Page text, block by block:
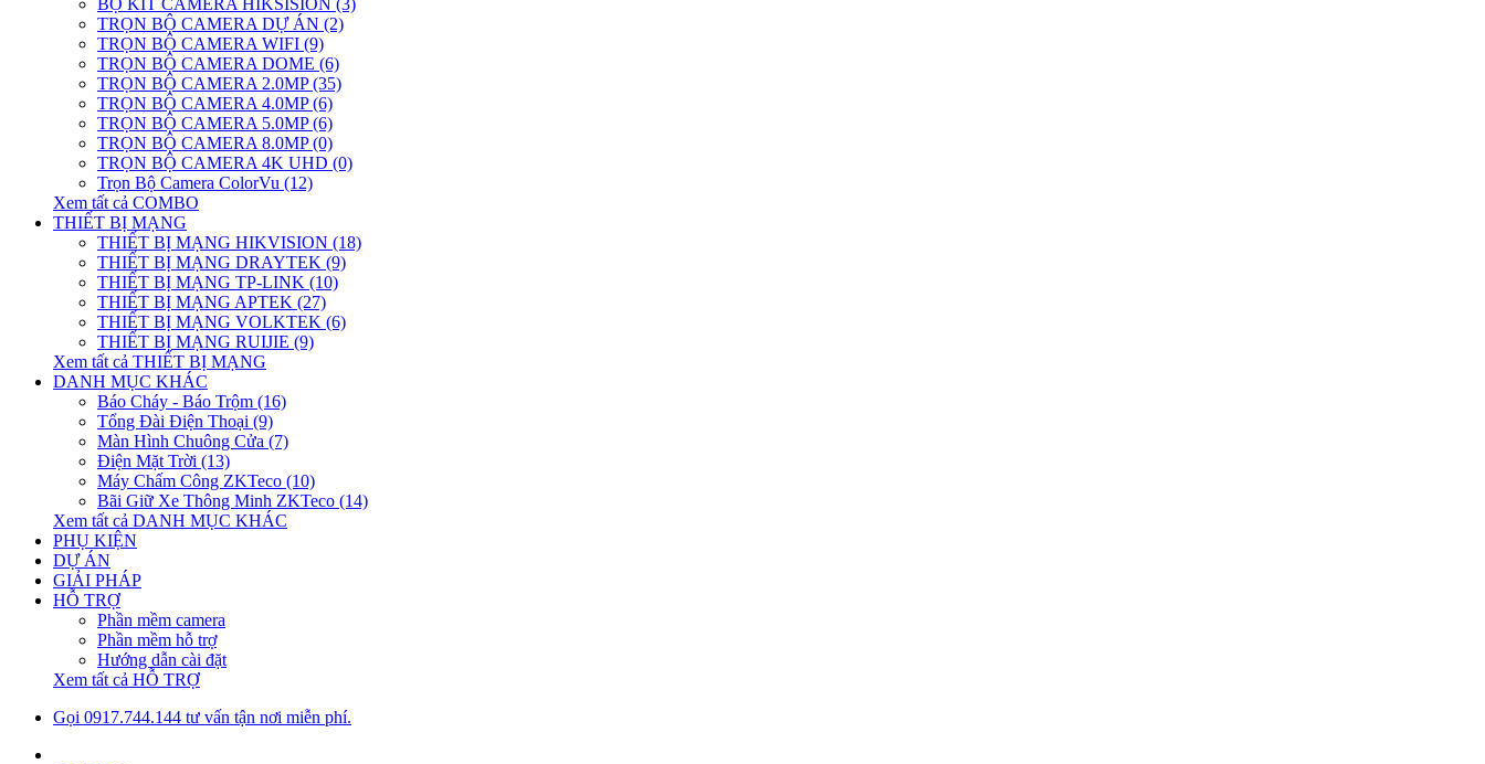
BỘ KIT CAMERA HIKSISION (3)
TRỌN BỘ CAMERA DỰ ÁN (2)
TRỌN BỘ CAMERA WIFI (9)
TRỌN BỘ CAMERA DOME (6)
TRỌN BỘ CAMERA 2.0MP (35)
TRỌN BỘ CAMERA 4.0MP (6)
TRỌN BỘ CAMERA 5.0MP (6)
TRỌN BỘ CAMERA 8.0MP (0)
TRỌN BỘ CAMERA 4K UHD (0)
Trọn Bộ Camera ColorVu (12)
Xem tất cả COMBO
THIẾT BỊ MẠNG
THIẾT BỊ MẠNG HIKVISION (18)
THIẾT BỊ MẠNG DRAYTEK (9)
THIẾT BỊ MẠNG TP-LINK (10)
THIẾT BỊ MẠNG APTEK (27)
THIẾT BỊ MẠNG VOLKTEK (6)
THIẾT BỊ MẠNG RUIJIE (9)
Xem tất cả THIẾT BỊ MẠNG
DANH MỤC KHÁC
Báo Cháy - Báo Trộm (16)
Tổng Đài Điện Thoại (9)
Màn Hình Chuông Cửa (7)
Điện Mặt Trời (13)
Máy Chấm Công ZKTeco (10)
Bãi Giữ Xe Thông Minh ZKTeco (14)
Xem tất cả DANH MỤC KHÁC
PHỤ KIỆN
DỰ ÁN
GIẢI PHÁP
HỖ TRỢ
Phần mềm camera
Phần mềm hỗ trợ
Hướng dẫn cài đặt
Xem tất cả HỖ TRỢ
Gọi 0917.744.144 tư vấn tận nơi miễn phí.